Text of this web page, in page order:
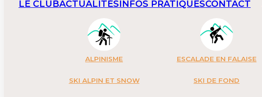
LE CLUBACTUALITÉSINFOS PRATIQUESCONTACT
ALPINISME ESCALADE EN FALAISE
SKI ALPIN ET SNOW SKI DE FOND